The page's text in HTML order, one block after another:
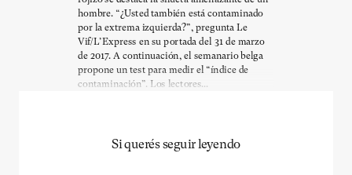
hombre. “¿Usted también está contaminado
por la extrema izquierda?”, pregunta Le
Vif/L’Express en su portada del 31 de marzo
de 2017. A continuación, el semanario belga
propone un test para medir el “índice de
contaminación”. Los lectores...
Si querés seguir leyendo